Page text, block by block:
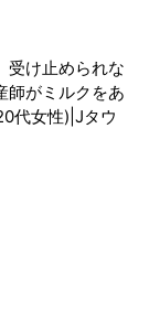
受け止められな
師がミルクをあ
代女性)|Jタウ